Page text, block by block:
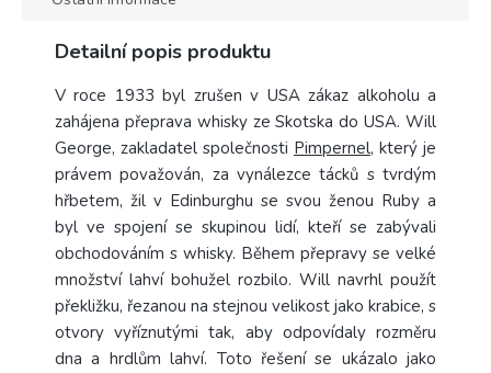
Detailní popis produktu
V roce 1933byl zrušen v USA zákaz alkoholu a
zahájena přeprava whisky ze Skotska do USA. Will
George, zakladatel společnosti Pimpernel, který je
právem považován, za vynálezce tácků s tvrdým
hřbetem, žil v Edinburghu se svou ženou Ruby a
byl ve spojení se skupinou lidí, kteří se zabývali
obchodováním s whisky. Během přepravy se velké
množství lahví bohužel rozbilo. Will navrhl použít
překližku, řezanou na stejnou velikost jako krabice, s
otvory vyříznutými tak, aby odpovídaly rozměru
dna a hrdlům lahví. Toto řešení se ukázalo jako